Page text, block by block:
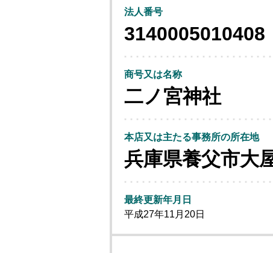
法人番号
3140005010408
商号又は名称
二ノ宮神社
本店又は主たる事務所の所在地
兵庫県養父市大
最終更新年月日
平成27年11月20日